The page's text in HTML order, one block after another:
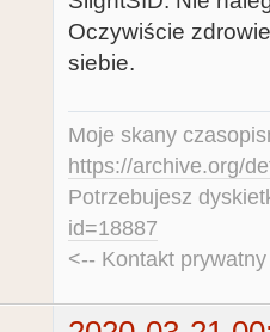
Oczywiście
siebie.
Moje skany
https://archive.org/
Potrzebujesz
id=18887
<-- Kontakt